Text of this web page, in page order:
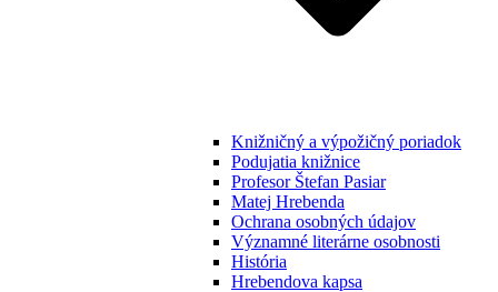
Knižničný a výpožičný poriadok
Podujatia knižnice
Profesor Štefan Pasiar
Matej Hrebenda
Ochrana osobných údajov
Významné literárne osobnosti
História
Hrebendova kapsa